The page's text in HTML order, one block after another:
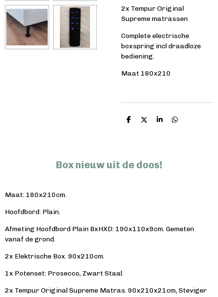
2x Tempur Original
Supreme matrassen
Complete electrische
boxspring incl draadloze
bediening.
Maat 180x210
D
D
S
D
Box nieuw uit de doos!
Maat: 180x210cm.
Hoofdbord: Plain.
Afmeting Hoofdbord Plain BxHXD: 190x110x9cm. Gemeten
vanaf de grond.
2x Elektrische Box. 90x210cm.
1x Potenset: Prosecco, Zwart Staal.
2x Tempur Original Supreme Matras. 90x210x21cm, Steviger